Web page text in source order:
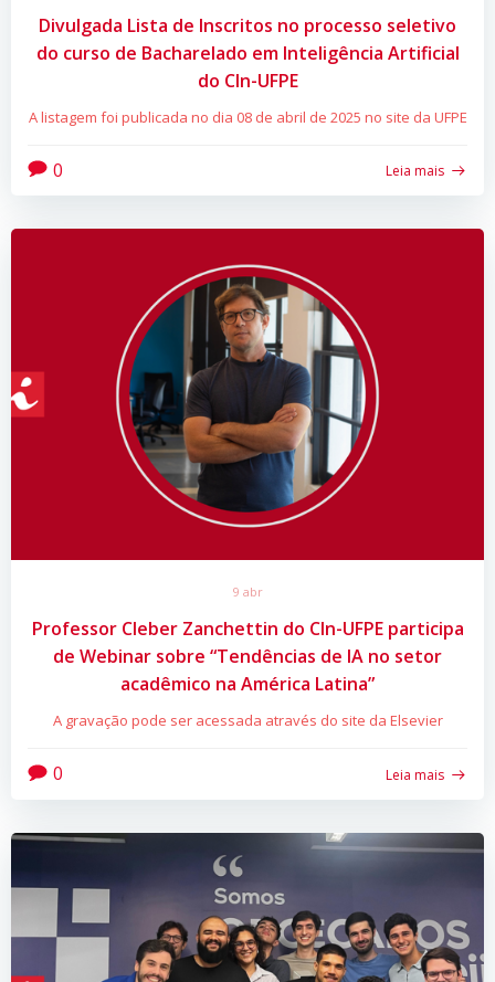
Divulgada Lista de Inscritos no processo seletivo
do curso de Bacharelado em Inteligência Artificial
do CIn-UFPE
A listagem foi publicada no dia 08 de abril de 2025 no site da UFPE
0 Leia mais
9 abr
Professor Cleber Zanchettin do CIn-UFPE participa
de Webinar sobre “Tendências de IA no setor
acadêmico na América Latina”
A gravação pode ser acessada através do site da Elsevier
0 Leia mais